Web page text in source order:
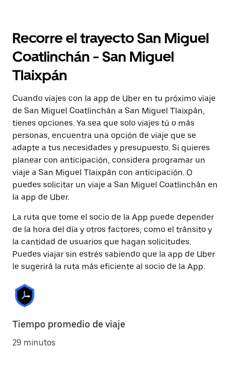
Recorre el trayecto San Miguel
Coatlinchán - San Miguel
Tlaixpán
Cuando viajes con la app de Uber en tu próximo viaje
de San Miguel Coatlinchán a San Miguel Tlaixpán,
tienes opciones. Ya sea que solo viajes tú o más
personas, encuentra una opción de viaje que se
adapte a tus necesidades y presupuesto. Si quieres
planear con anticipación, considera programar un
viaje a San Miguel Tlaixpán con anticipación. O
puedes solicitar un viaje a San Miguel Coatlinchán en
la app de Uber.
La ruta que tome el socio de la App puede depender
de la hora del día y otros factores, como el tránsito y
la cantidad de usuarios que hagan solicitudes.
Puedes viajar sin estrés sabiendo que la app de Uber
le sugerirá la ruta más eficiente al socio de la App.
Tiempo promedio de viaje
29 minutos